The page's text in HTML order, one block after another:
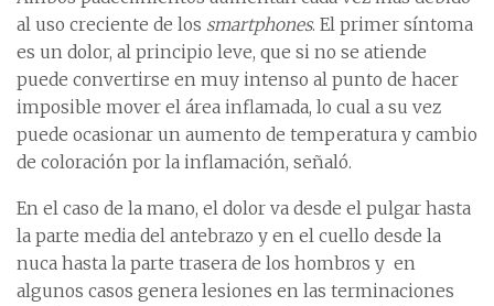
al uso creciente de los smartphones. El primer síntoma
es un dolor, al principio leve, que si no se atiende
puede convertirse en muy intenso al punto de hacer
imposible mover el área inflamada, lo cual a su vez
puede ocasionar un aumento de temperatura y cambio
de coloración por la inflamación, señaló.
En el caso de la mano, el dolor va desde el pulgar hasta
la parte media del antebrazo y en el cuello desde la
nuca hasta la parte trasera de los hombros y en
algunos casos genera lesiones en las terminaciones